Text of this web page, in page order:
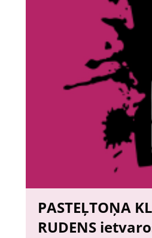
PASTEĻTOŅA
RUDENS